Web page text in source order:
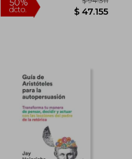
50%
dcto.